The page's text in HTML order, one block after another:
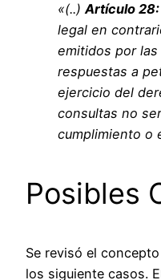
«(..)Artículo 28:
legal en
emitidos por
respuestas a
ejercicio del
consultas no
cumplimiento o
Posibles
Se revisó el
los siguiente casos.